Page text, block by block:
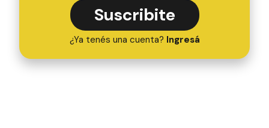
Suscribite
¿Ya tenés una cuenta? Ingresá